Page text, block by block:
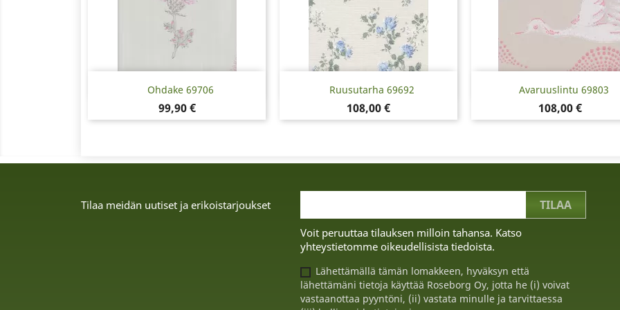
Ohdake 69706
Hinta
99,90 €
Pikakatselu Ruusutarha 69692
Hinta
108,00 €
Pikakatselu Avaruuslintu 69803
Hinta
108,00 €
Pikakatselu
Tilaa meidän uutiset ja erikoistarjoukset
Voit peruuttaa tilauksen milloin tahansa. Katso
yhteystietomme oikeudellisista tiedoista.
Lähettämällä tämän lomakkeen, hyväksyn että
lähettämäni tietoja käyttää Roseborg Oy, jotta he (i) voivat
vastaanottaa pyyntöni, (ii) vastata minulle ja tarvittaessa